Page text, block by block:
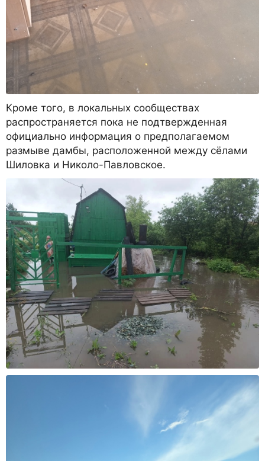
Кроме того, в локальных сообществах
распространяется пока не подтвержденная
официально информация о предполагаемом
размыве дамбы, расположенной между сёлами
Шиловка и Николо-Павловское.